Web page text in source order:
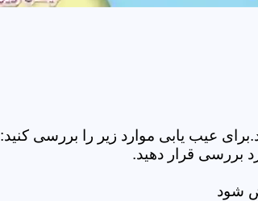
عیب یابی موارد زیر را بررسی کنید:
بررسی قرار دهید.
شود